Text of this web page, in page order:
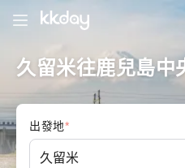
久留米往鹿兒島中
出發地*